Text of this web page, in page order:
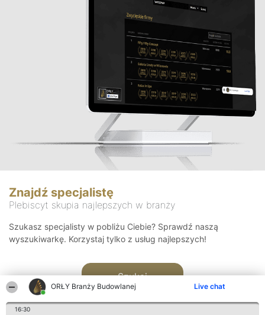
ORŁY Branży Budowlanej Live chat
16:30
Znajdź specjalistę
Plebiscyt skupia najlepszych w branży
Szukasz specjalisty w pobliżu Ciebie? Sprawdź naszą
wyszukiwarkę. Korzystaj tylko z usług najlepszych!
Szukaj